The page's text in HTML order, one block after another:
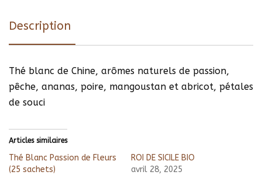
Description
Thé blanc de Chine, arômes naturels de passion,
pêche, ananas, poire, mangoustan et abricot, pétales
de souci
Articles similaires
Thé Blanc Passion de Fleurs
(25 sachets)
ROI DE SICILE BIO
avril 28, 2025